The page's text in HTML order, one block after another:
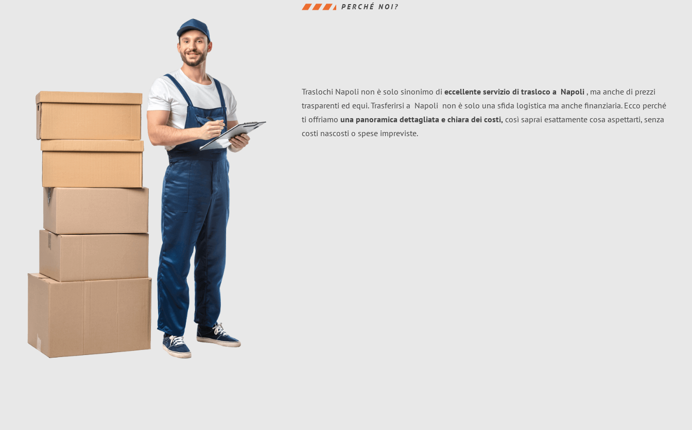
PERCHÉ NOI?
Traslochi Napoli non è solo sinonimo di eccellente servizio di trasloco a Napoli , ma anche di prezzi
trasparenti ed equi. Trasferirsi a Napoli non è solo una sfida logistica ma anche finanziaria. Ecco perché
ti offriamo una panoramica dettagliata e chiara dei costi, così saprai esattamente cosa aspettarti, senza
costi nascosti o spese impreviste.